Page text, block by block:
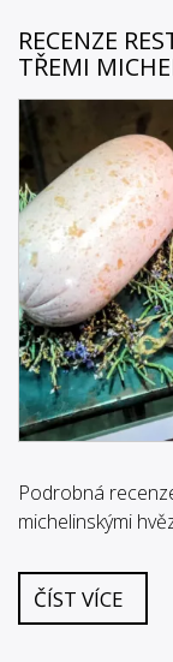
RECENZE
TŘEMI
Podrobná
michelinskými
ČÍST VÍCE